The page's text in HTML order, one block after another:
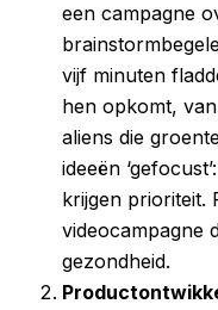
een campagne
vijf minuten
hen opkomt,
aliens die
ideeën
krijgen prioriteit.
videocampagne
gezondheid.